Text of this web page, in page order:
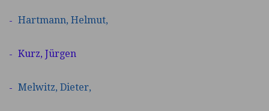
Hartmann, Helmut,
Kurz, Jürgen
Melwitz, Dieter,